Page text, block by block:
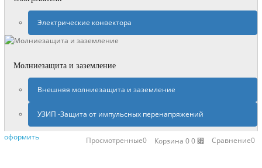
Электрические конвектора
Молниезащита и заземление
Внешняя молниезащита и заземление
УЗИП -Защита от импульсных перенапряжений
оформить Просмотренные0 Корзина 00 ⃏ Сравнение0